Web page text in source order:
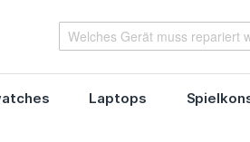
Laptops